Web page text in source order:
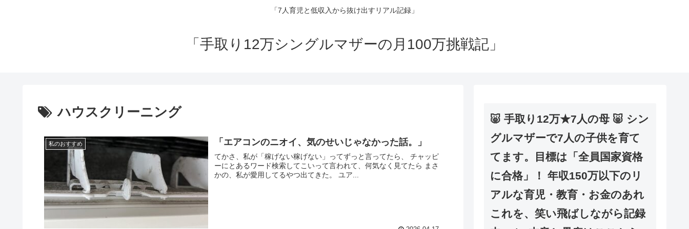
「7人育児と低収入から抜け出すリアル記録」
「手取り12万シングルマザーの月100万挑戦記」
ハウスクリーニング
私のおすすめ 「エアコンのニオイ、気のせいじゃなかった話。」
てかさ、私が「稼げない稼げない」ってずっと言ってたら、 チャッピ
ーにとあるワード検索してこいって言われて、何気なく見てたら まさ
かの、私が愛用してるやつ出てきた。 ユア...
🐷 手取り12万★7人の母 🐷 シン
グルマザーで7人の子供を育て
てます。目標は「全員国家資格
に合格」！ 年収150万以下のリ
アルな育児・教育・お金のあれ
これを、笑い飛ばしながら記録